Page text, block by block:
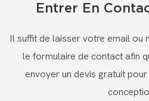
Entrer En
Il suffit de laisser votre email ou
le formulaire de contact afin
envoyer un devis gratuit